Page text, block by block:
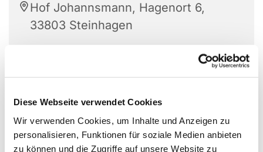
Diese Webseite verwendet Cookies
Wir verwenden Cookies, um Inhalte und Anzeigen zu
personalisieren, Funktionen für soziale Medien anbieten
zu können und die Zugriffe auf unsere Website zu
Hof Johannsmann, Hagenort 6,
33803 Steinhagen
Czylwik, Simone Hansen